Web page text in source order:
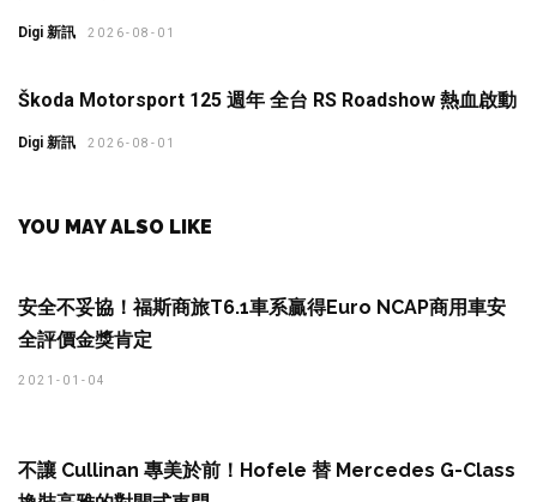
Digi 新訊 2026-08-01
Škoda Motorsport 125 週年 全台 RS Roadshow 熱血啟動
Digi 新訊 2026-08-01
YOU MAY ALSO LIKE
安全不妥協！福斯商旅T6.1車系贏得Euro NCAP商用車安
全評價金獎肯定
2021-01-04
不讓 Cullinan 專美於前！Hofele 替 Mercedes G-Class